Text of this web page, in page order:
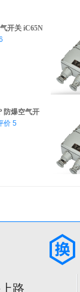
开关 iC65N
防爆空气开
价 5
路